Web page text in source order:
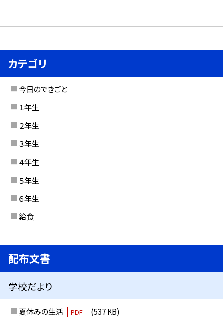
カテゴリ
今日のできごと
１年生
２年生
３年生
４年生
５年生
６年生
給食
配布文書
学校だより
夏休みの生活 PDF
(537 KB)